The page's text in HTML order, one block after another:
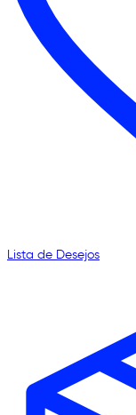
Lista de Desejos